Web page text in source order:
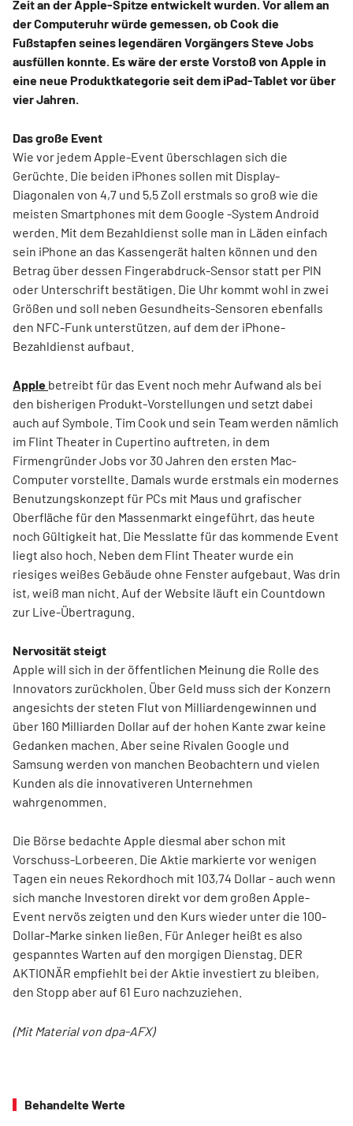
Zeit an der Apple-Spitze entwickelt wurden. Vor allem an
der Computeruhr würde gemessen, ob Cook die
Fußstapfen seines legendären Vorgängers Steve Jobs
ausfüllen konnte. Es wäre der erste Vorstoß von Apple in
eine neue Produktkategorie seit dem iPad-Tablet vor über
vier Jahren.
Das große Event
Wie vor jedem Apple-Event überschlagen sich die
Gerüchte. Die beiden iPhones sollen mit Display-
Diagonalen von 4,7 und 5,5 Zoll erstmals so groß wie die
meisten Smartphones mit dem Google -System Android
werden. Mit dem Bezahldienst solle man in Läden einfach
sein iPhone an das Kassengerät halten können und den
Betrag über dessen Fingerabdruck-Sensor statt per PIN
oder Unterschrift bestätigen. Die Uhr kommt wohl in zwei
Größen und soll neben Gesundheits-Sensoren ebenfalls
den NFC-Funk unterstützen, auf dem der iPhone-
Bezahldienst aufbaut.
Apple betreibt für das Event noch mehr Aufwand als bei
den bisherigen Produkt-Vorstellungen und setzt dabei
auch auf Symbole. Tim Cook und sein Team werden nämlich
im Flint Theater in Cupertino auftreten, in dem
Firmengründer Jobs vor 30 Jahren den ersten Mac-
Computer vorstellte. Damals wurde erstmals ein modernes
Benutzungskonzept für PCs mit Maus und grafischer
Oberfläche für den Massenmarkt eingeführt, das heute
noch Gültigkeit hat. Die Messlatte für das kommende Event
liegt also hoch. Neben dem Flint Theater wurde ein
riesiges weißes Gebäude ohne Fenster aufgebaut. Was drin
ist, weiß man nicht. Auf der Website läuft ein Countdown
zur Live-Übertragung.
Nervosität steigt
Apple will sich in der öffentlichen Meinung die Rolle des
Innovators zurückholen. Über Geld muss sich der Konzern
angesichts der steten Flut von Milliardengewinnen und
über 160 Milliarden Dollar auf der hohen Kante zwar keine
Gedanken machen. Aber seine Rivalen Google und
Samsung werden von manchen Beobachtern und vielen
Kunden als die innovativeren Unternehmen
wahrgenommen.
Die Börse bedachte Apple diesmal aber schon mit
Vorschuss-Lorbeeren. Die Aktie markierte vor wenigen
Tagen ein neues Rekordhoch mit 103,74 Dollar - auch wenn
sich manche Investoren direkt vor dem großen Apple-
Event nervös zeigten und den Kurs wieder unter die 100-
Dollar-Marke sinken ließen. Für Anleger heißt es also
gespanntes Warten auf den morgigen Dienstag. DER
AKTIONÄR empfiehlt bei der Aktie investiert zu bleiben,
den Stopp aber auf 61 Euro nachzuziehen.
(Mit Material von dpa-AFX)
Behandelte Werte